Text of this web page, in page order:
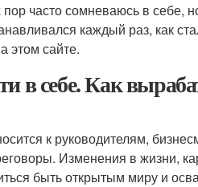
часто сомневаюсь в себе,
каждый раз, как
этом сайте.
в себе. Как
к руководителям,
Изменения в жизни,
быть открытым миру и